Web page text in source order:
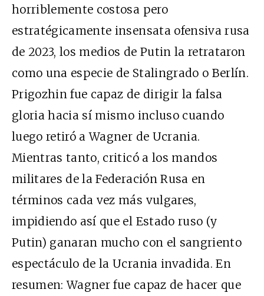
horriblemente costosa pero
estratégicamente insensata ofensiva rusa
de 2023, los medios de Putin la retrataron
como una especie de Stalingrado o Berlín.
Prigozhin fue capaz de dirigir la falsa
gloria hacia sí mismo incluso cuando
luego retiró a Wagner de Ucrania.
Mientras tanto, criticó a los mandos
militares de la Federación Rusa en
términos cada vez más vulgares,
impidiendo así que el Estado ruso (y
Putin) ganaran mucho con el sangriento
espectáculo de la Ucrania invadida. En
resumen: Wagner fue capaz de hacer que